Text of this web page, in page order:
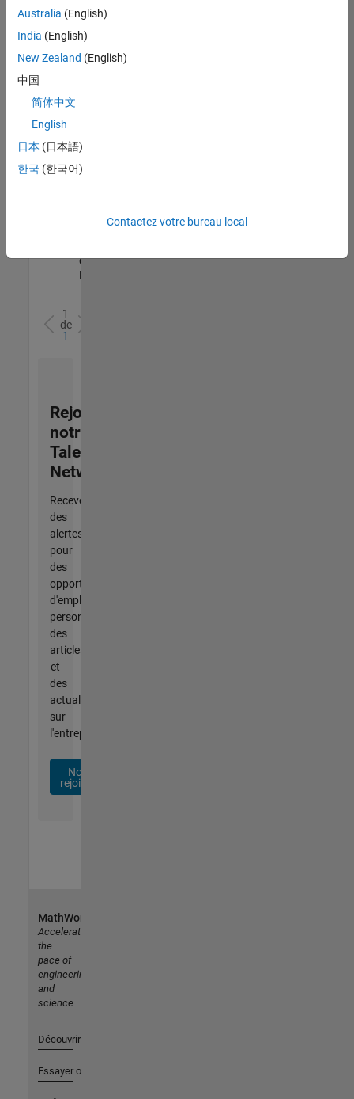
pour
l’ensemble
des
opportunités
votre
région.
Senior Software Quality Engineer
Senior
Engineer
qualité |
Expérimenté(e)
1
de
1
Rejoignez
notre
Talent
Network
Recevez
des
alertes
pour
des
opportunités
d'emploi
personnalisées,
des
articles
et
des
actualités
sur
l'entreprise.
Nous
rejoindre
Australia (English)
India (English)
New Zealand (English)
中国
简体中文
English
日本 (日本語)
한국 (한국어)
Contactez votre bureau local
MathWorks
Accelerating
the
pace of
engineering
and
science
Découvrir les produits
Essayer ou acheter